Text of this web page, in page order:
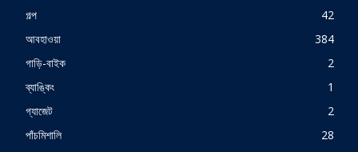
গল্প
42
আবহাওয়া
384
গাড়ি-বাইক
2
ব্যাঙ্কিং
1
গ্যাজেট
2
পাঁচমিশালি
28